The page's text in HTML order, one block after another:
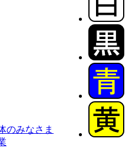
のみなさま